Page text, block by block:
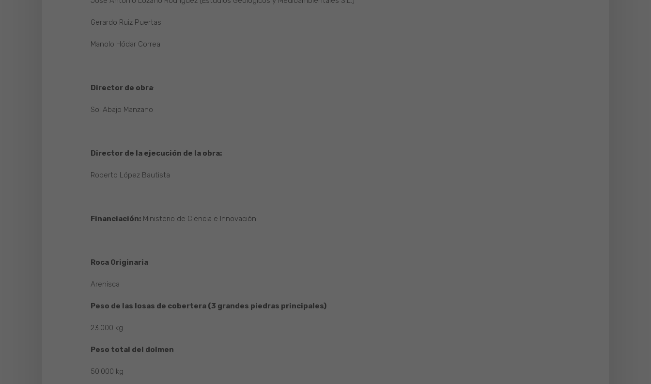
Gerardo Ruiz Puertas
Manolo Hódar Correa
Director de obra:
Sol Abajo Manzano
Director de la ejecución de la obra:
Roberto López Bautista
Financiación: Ministerio de Ciencia e Innovación
Roca Originaria
Arenisca
Peso de las losas de cobertera (3 grandes piedras principales)
23.000 kg
Peso total del dolmen
50.000 kg